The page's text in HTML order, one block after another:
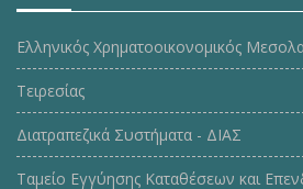
Ελληνικός Χρηματοοικονομικός
Τειρεσίας
Διατραπεζικά Συστήματα - ΔΙΑΣ
Ταμείο Εγγύησης Καταθέσεων και